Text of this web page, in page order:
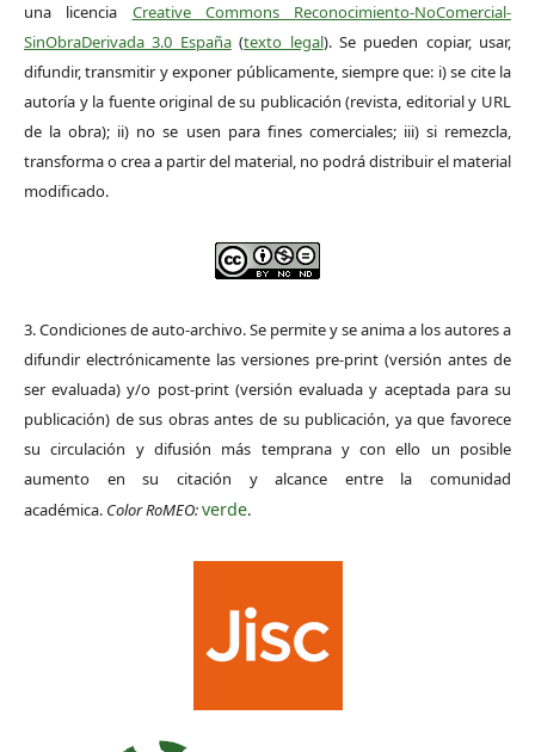
una licencia Creative Commons Reconocimiento-NoComercial-
SinObraDerivada 3.0 España(texto legal). Se pueden copiar, usar,
difundir, transmitir y exponer públicamente, siempre que: i) se cite la
autoría y la fuente original de su publicación (revista, editorial y URL
de la obra); ii) no se usen para fines comerciales; iii) si remezcla,
transforma o crea a partir del material, no podrá distribuir el material
modificado.
3. Condiciones de auto-archivo. Se permite y se anima a los autores a
difundir electrónicamente las versiones pre-print (versión antes de
ser evaluada) y/o post-print (versión evaluada y aceptada para su
publicación) de sus obras antes de su publicación, ya que favorece
su circulación y difusión más temprana y con ello un posible
aumento en su citación y alcance entre la comunidad
académica. Color RoMEO:verde.